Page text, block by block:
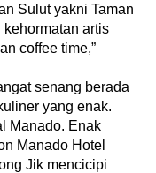
Sulut yakni Taman
kehormatan artis
coffee time,”
senang berada
yang enak.
Manado. Enak
Manado Hotel
Jik mencicipi